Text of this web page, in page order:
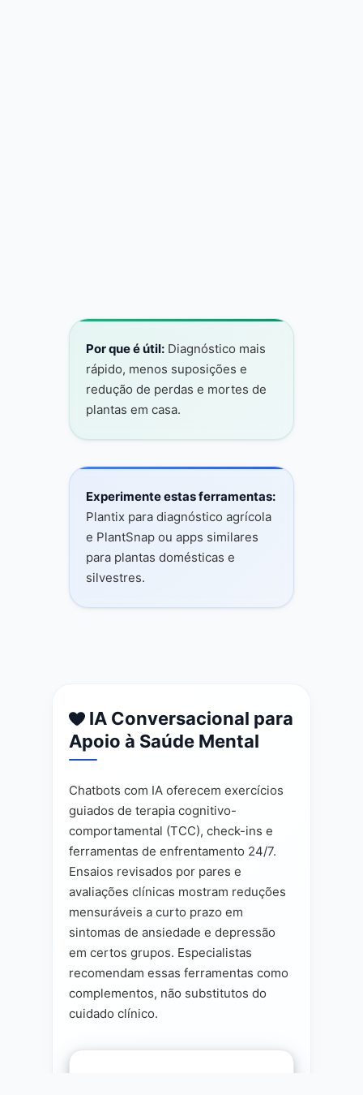
Por que é útil: Diagnóstico mais
rápido, menos suposições e
redução de perdas e mortes de
plantas em casa.
Experimente estas ferramentas:
Plantix para diagnóstico agrícola
e PlantSnap ou apps similares
para plantas domésticas e
silvestres.
IA Conversacional para
Apoio à Saúde Mental
Chatbots com IA oferecem exercícios
guiados de terapia cognitivo-
comportamental (TCC), check-ins e
ferramentas de enfrentamento 24/7.
Ensaios revisados por pares e
avaliações clínicas mostram reduções
mensuráveis a curto prazo em
sintomas de ansiedade e depressão
em certos grupos. Especialistas
recomendam essas ferramentas como
complementos, não substitutos do
cuidado clínico.